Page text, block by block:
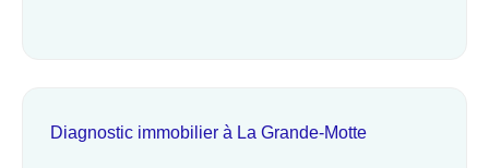
Diagnostic immobilier à La Grande-Motte